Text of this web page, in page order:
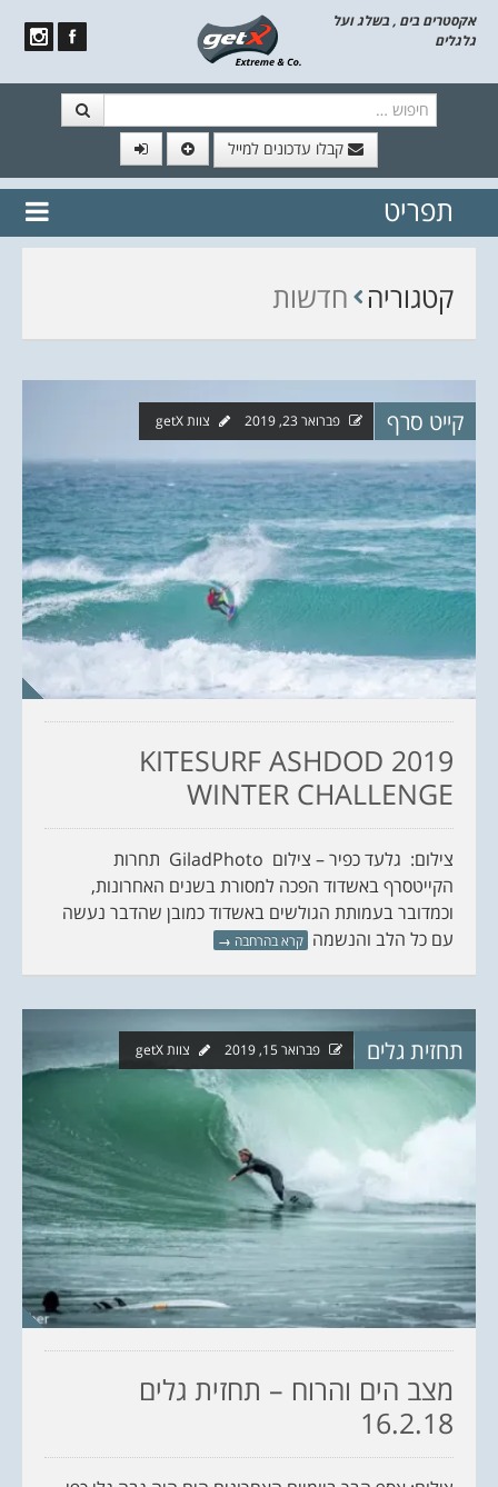
אקסטרים בים , בשלג ועל
גלגלים
קבלו עדכונים למייל
// הצטרף לרשימת תפוצה!
נשמח
לשלוח לך עדכונים חמים מהאתר
תפריט
דלג לתוכן
קטגוריה חדשות
קייט סרף פברואר 23, 2019 צוות getX
KITESURF ASHDOD 2019
WINTER CHALLENGE
צילום: ‏ גלעד כפיר – צילום‏ GiladPhoto תחרות
הקייטסרף באשדוד הפכה למסורת בשנים האחרונות,
וכמדובר בעמותת הגולשים באשדוד כמובן שהדבר נעשה
עם כל הלב והנשמה קרא בהרחבה →
תחזית גלים פברואר 15, 2019 צוות getX
מצב הים והרוח – תחזית גלים
16.2.18